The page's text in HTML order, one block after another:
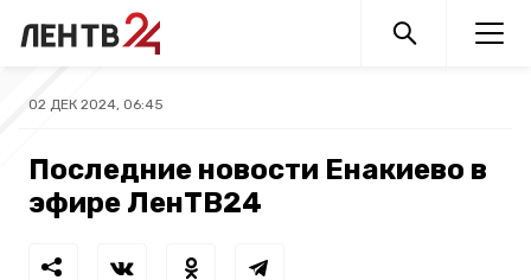
02 ДЕК 2024, 06:45
Последние новости Енакиево в
эфире ЛенТВ24